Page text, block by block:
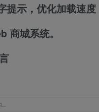
提示，优化加载速度
商城系统。